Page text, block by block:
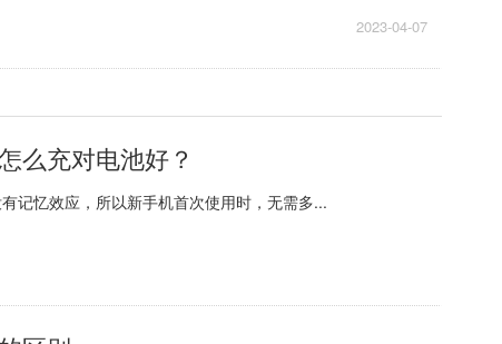
2023-04-07
么充对电池好？
记忆效应，所以新手机首次使用时，无需多...